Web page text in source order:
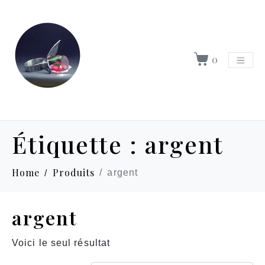
0
Étiquette : argent
Home Produits argent
argent
Voici le seul résultat